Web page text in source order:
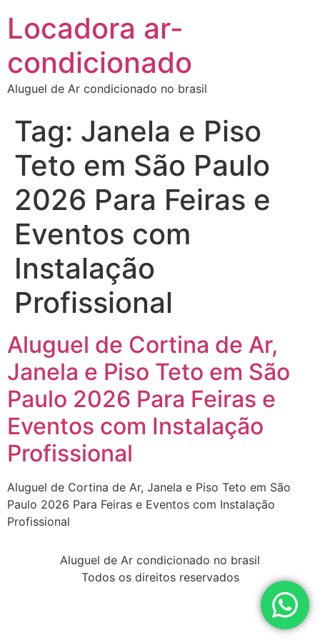
Locadora ar-
condicionado
Aluguel de Ar condicionado no brasil
Tag: Janela e Piso
Teto em São Paulo
2026 Para Feiras e
Eventos com
Instalação
Profissional
Aluguel de Cortina de Ar,
Janela e Piso Teto em São
Paulo 2026 Para Feiras e
Eventos com Instalação
Profissional
Aluguel de Cortina de Ar, Janela e Piso Teto em São
Paulo 2026 Para Feiras e Eventos com Instalação
Profissional
Aluguel de Ar condicionado no brasil
Todos os direitos reservados